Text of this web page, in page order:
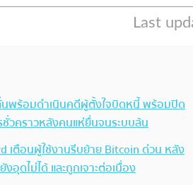
นพร้อมดำเนินคดีผู้ตั้งใจบิดหนี้ พร้อมปิด
วคราวหลังคนแห่ยื่นจนระบบล้น
เตือนผู้ใช้งานรีบย้าย Bitcoin ด่วน หลัง
งอุดไม่ได้ และถูกเจาะต่อเนื่อง